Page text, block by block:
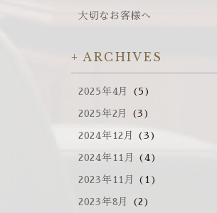
大切なお客様へ
ARCHIVES
2025年4月 (5)
2025年2月 (3)
2024年12月 (3)
2024年11月 (4)
2023年11月 (1)
2023年8月 (2)